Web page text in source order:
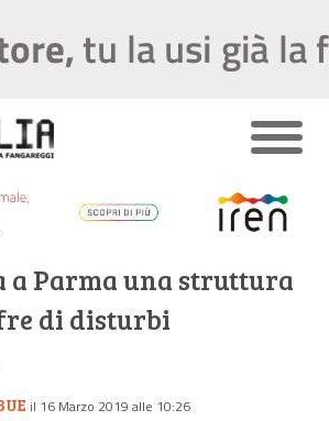
a Parma una struttura
di disturbi
il 16 Marzo 2019 alle 10:26